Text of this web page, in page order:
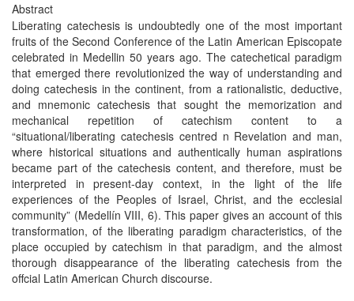
Abstract
Liberating catechesis is undoubtedly one of the most important
fruits of the Second Conference of the Latin American Episcopate
celebrated in Medellin 50 years ago. The catechetical paradigm
that emerged there revolutionized the way of understanding and
doing catechesis in the continent, from a rationalistic, deductive,
and mnemonic catechesis that sought the memorization and
mechanical repetition of catechism content to a
“situational/liberating catechesis centred n Revelation and man,
where historical situations and authentically human aspirations
became part of the catechesis content, and therefore, must be
interpreted in present-day context, in the light of the life
experiences of the Peoples of Israel, Christ, and the ecclesial
community” (Medellín VIII, 6). This paper gives an account of this
transformation, of the liberating paradigm characteristics, of the
place occupied by catechism in that paradigm, and the almost
thorough disappearance of the liberating catechesis from the
offcial Latin American Church discourse.